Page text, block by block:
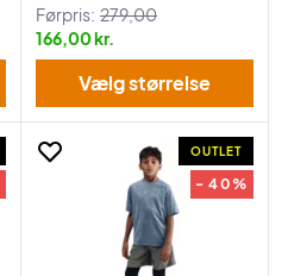
Førpris: 279,00
166,00 kr.
Vælg størrelse
OUTLET
- 40%